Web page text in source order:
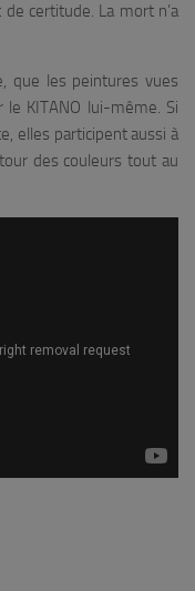
certitude. La mort n’a
que les peintures vues
KITANO lui-même. Si
elles participent aussi à
des couleurs tout au